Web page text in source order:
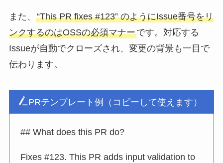
また、 “This PR fixes #123” のようにIssue番号をリ
ンクするのはOSSの必須マナーです。対応する
Issueが自動でクローズされ、変更の背景も一目で
伝わります。
PRテンプレート例（コピーして使えます）
## What does this PR do?
Fixes #123. This PR adds input validation to